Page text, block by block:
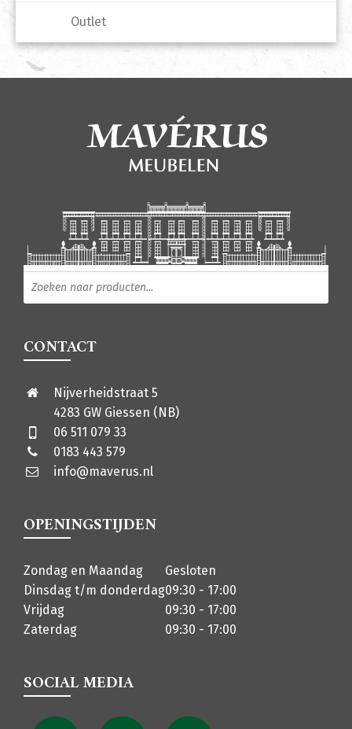
Outlet
Producten zoeken
CONTACT
Nijverheidstraat 5
4283 GW Giessen (NB)
06 511 079 33
0183 443 579
info@maverus.nl
OPENINGSTIJDEN
Zondag en Maandag
Gesloten
Dinsdag t/m donderdag09:30 - 17:00
Vrijdag
09:30 - 17:00
Zaterdag
09:30 - 17:00
SOCIAL MEDIA